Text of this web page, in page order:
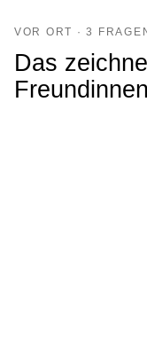
VOR ORT · 3
Das